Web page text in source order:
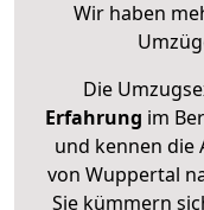
Wir haben
Die
Erfahrung im
und kennen die
von Wuppertal
Sie kümmern